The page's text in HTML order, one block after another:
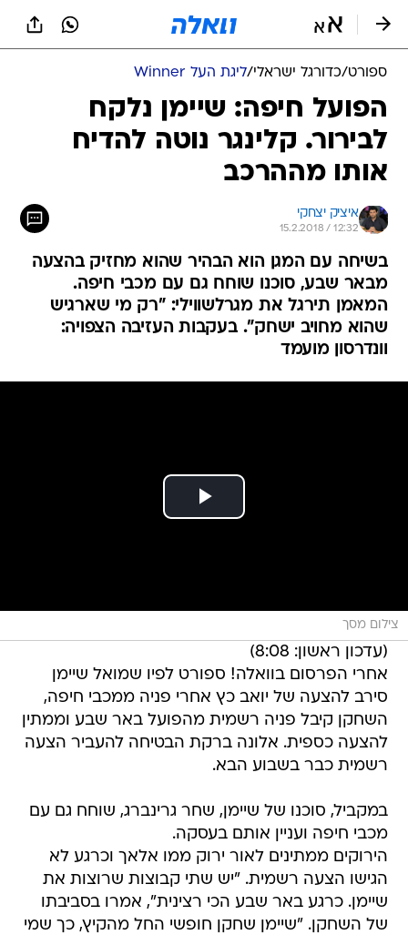
ספורט/כדורגל ישראלי/ליגת העל Winner
הפועל חיפה: שיימן נלקח
לבירור. קלינגר נוטה להדיח
אותו מההרכב
איציק יצחקי
15.2.2018 / 12:32
בשיחה עם המגן הוא הבהיר שהוא מחזיק בהצעה
מבאר שבע, סוכנו שוחח גם עם מכבי חיפה.
המאמן תירגל את מגרלשווילי: "רק מי שארגיש
שהוא מחויב ישחק". בעקבות העזיבה הצפויה:
וונדרסון מועמד
צילום מסך
(עדכון ראשון: 8:08)
אחרי הפרסום בוואלה! ספורט לפיו שמואל שיימן
סירב להצעה של יואב כץ אחרי פניה ממכבי חיפה,
השחקן קיבל פניה רשמית מהפועל באר שבע וממתין
להצעה כספית. אלונה ברקת הבטיחה להעביר הצעה
רשמית כבר בשבוע הבא.
במקביל, סוכנו של שיימן, שחר גרינברג, שוחח גם עם
מכבי חיפה ועניין אותם בעסקה.
הירוקים ממתינים לאור ירוק ממו אלאך וכרגע לא
הגישו הצעה רשמית. "יש שתי קבוצות שרוצות את
שיימן. כרגע באר שבע הכי רצינית", אמרו בסביבתו
של השחקן. "שיימן שחקן חופשי החל מהקיץ, כך שמי